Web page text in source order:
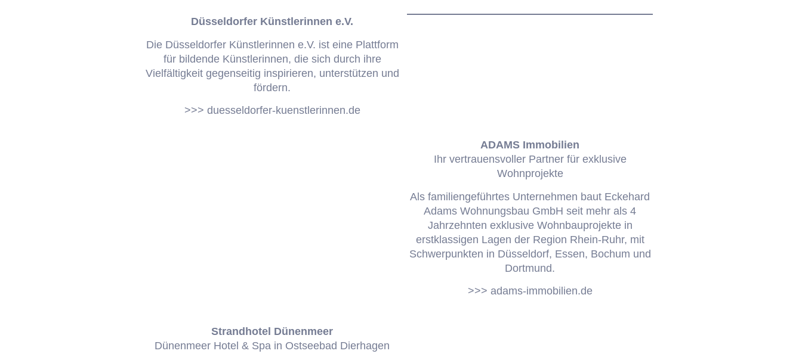
Düsseldorfer Künstlerinnen e.V.
Die Düsseldorfer Künstlerinnen e.V. ist eine Plattform
für bildende Künstlerinnen, die sich durch ihre
Vielfältigkeit gegenseitig inspirieren, unterstützen und
fördern.
>>> duesseldorfer-kuenstlerinnen.de
ADAMS Immobilien
Ihr vertrauensvoller Partner für exklusive
Wohnprojekte
Als familiengeführtes Unternehmen baut Eckehard
Adams Wohnungsbau GmbH seit mehr als 4
Jahrzehnten exklusive Wohnbauprojekte in
erstklassigen Lagen der Region Rhein-Ruhr, mit
Schwerpunkten in Düsseldorf, Essen, Bochum und
Dortmund.
>>> adams-immobilien.de
Strandhotel Dünenmeer
Dünenmeer Hotel & Spa in Ostseebad Dierhagen